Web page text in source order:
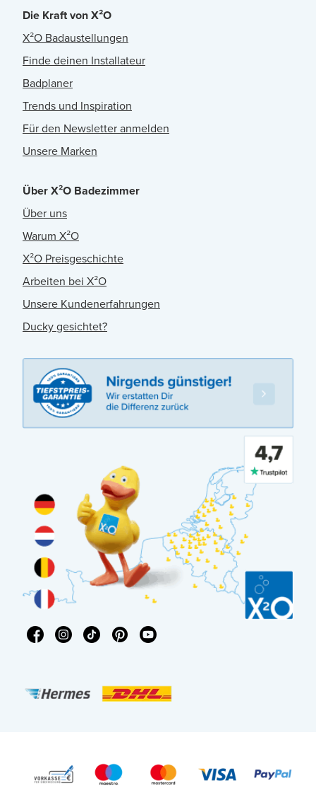
Die Kraft von X²O
X²O Badaustellungen
Finde deinen Installateur
Badplaner
Trends und Inspiration
Für den Newsletter anmelden
Unsere Marken
Über X²O Badezimmer
Über uns
Warum X²O
X²O Preisgeschichte
Arbeiten bei X²O
Unsere Kundenerfahrungen
Ducky gesichtet?